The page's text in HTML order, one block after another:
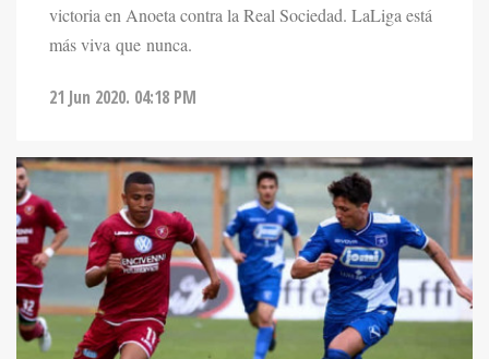
victoria en Anoeta contra la Real Sociedad. LaLiga está
más viva que nunca.
21 Jun 2020. 04:18 PM